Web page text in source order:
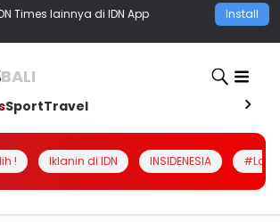
Times lainnya di IDN App Install
BALI
SportTravel
! Iklanin di IDN INSIDENESIA